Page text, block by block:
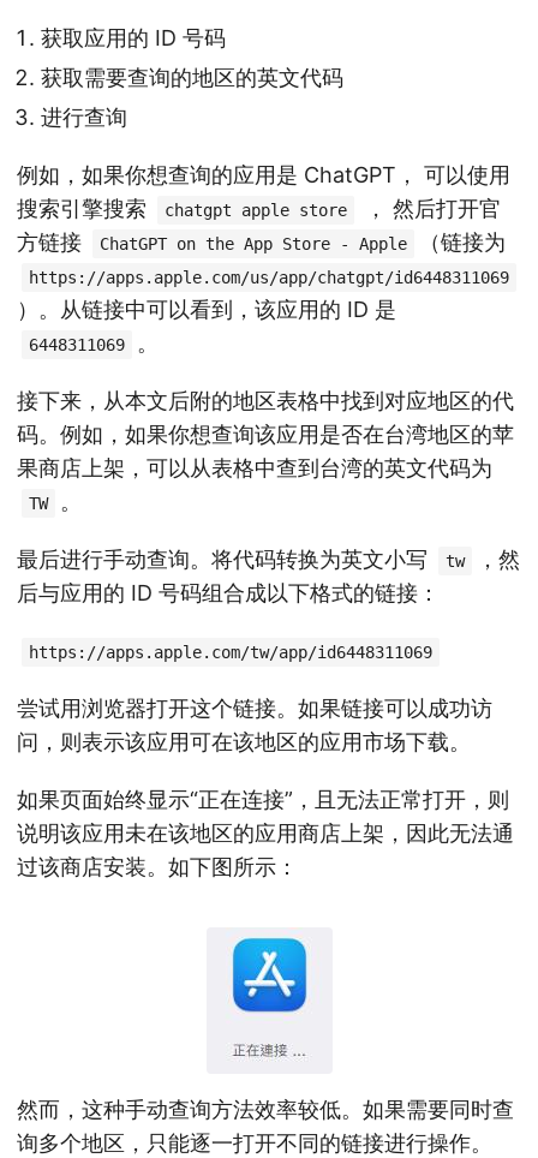
获取应用的 ID 号码
获取需要查询的地区的英文代码
进行查询
例如，如果你想查询的应用是 ChatGPT， 可以使用
搜索引擎搜索
chatgpt apple store
， 然后打开官
方链接
ChatGPT on the App Store - Apple （链接为
https://apps.apple.com/us/app/chatgpt/id6448311069
）。从链接中可以看到，该应用的 ID 是
6448311069 。
接下来，从本文后附的地区表格中找到对应地区的代
码。例如，如果你想查询该应用是否在台湾地区的苹
果商店上架，可以从表格中查到台湾的英文代码为
TW 。
最后进行手动查询。将代码转换为英文小写 tw
，然
后与应用的 ID 号码组合成以下格式的链接：
https://apps.apple.com/tw/app/id6448311069
尝试用浏览器打开这个链接。如果链接可以成功访
问，则表示该应用可在该地区的应用市场下载。
如果页面始终显示“正在连接”，且无法正常打开，则
说明该应用未在该地区的应用商店上架，因此无法通
过该商店安装。如下图所示：
然而，这种手动查询方法效率较低。如果需要同时查
询多个地区，只能逐一打开不同的链接进行操作。